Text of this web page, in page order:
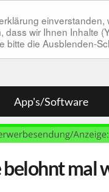
wir Ihnen Inhalte
bitte die Ausblenden-
App's/Software
belohnt mal